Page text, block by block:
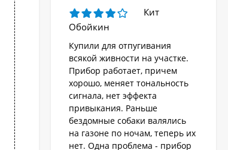
Кит
Обойкин
Купили для отпугивания
всякой живности на участке.
Прибор работает, причем
хорошо, меняет тональность
сигнала, нет эффекта
привыкания. Раньше
бездомные собаки валялись
на газоне по ночам, теперь их
нет. Одна проблема - прибор
Стационарный
отпугиватель животных